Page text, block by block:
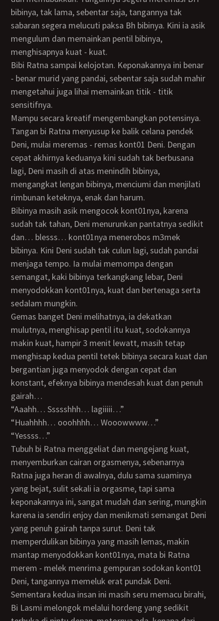
bibinya, tak lama, sebentar saja, tangannya tak
sabaran segera melucuti paksa Bh bibinya. Kini ia asik
mengulum dan memainkan pentil bibinya,
menghisapnya kuat - kuat.
Bibi Ratna sampai kelojotan. Keponakannya ini benar
- benar murid yang pandai, sebentar saja sudah mahir
mengetahui juga lihai memainkan titik - titik
sensitifnya.
Mampu secara kreatif mengembangkan potensinya.
Tangan bi Ratna menyusup ke balik celana pendek
Deni, mulai meremas - remas kont01 Deni. Dengan
cepat akhirnya keduanya kini sudah tak berbusana
lagi, Deni masih di atas menindih bibinya,
mengangkat lengan bibinya, menciumi dan menjilati
rimbunan keteknya, enak dan harum.
Bibinya masih asik mengocok kont01nya, karena
sudah tak tahan, Deni menurunkan pantatnya sedikit
dan… blesss… kont01nya menerobos m3mek
bibinya. Kini Deni sudah tak culun lagi, sudah pandai
menjaga tempo. Ia mulai memompa dengan
semangat, kaki bibinya terkangkang lebar, Deni
menyodokkan kont01nya, kuat dan bertenaga serta
sedalam mungkin.
Gemas banget Deni melihatnya, ia dekatkan
mulutnya, menghisap pentil itu kuat, sodokannya
makin kuat, hampir 3 menit lewatt, masih tetap
menghisap kedua pentil tetek bibinya secara kuat dan
bergantian juga menyodok dengan cepat dan
konstant, efeknya bibinya mendesah kuat dan penuh
gairah…
“Aaahh… Ssssshhh… lagiiiii…”
“Huahhhh… ooohhhh… Wooowwww…”
“Yessss…”
Tubuh bi Ratna menggeliat dan mengejang kuat,
menyemburkan cairan orgasmenya, sebenarnya
Ratna juga heran di awalnya, dulu sama suaminya
yang bejat, sulit sekali ia orgasme, tapi sama
keponakannya ini, sangat mudah dan sering, mungkin
karena ia sendiri enjoy dan menikmati semangat Deni
yang penuh gairah tanpa surut. Deni tak
memperdulikan bibinya yang masih lemas, makin
mantap menyodokkan kont01nya, mata bi Ratna
merem - melek menrima gempuran sodokan kont01
Deni, tangannya memeluk erat pundak Deni.
Sementara kedua insan ini masih seru memacu birahi,
Bi Lasmi melongok melalui hordeng yang sedikit